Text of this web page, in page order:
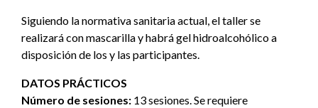
Siguiendo la normativa sanitaria actual, el taller se
realizará con mascarilla y habrá gel hidroalcohólico a
disposición de los y las participantes.
DATOS PRÁCTICOS
Número de sesiones: 13 sesiones. Se requiere